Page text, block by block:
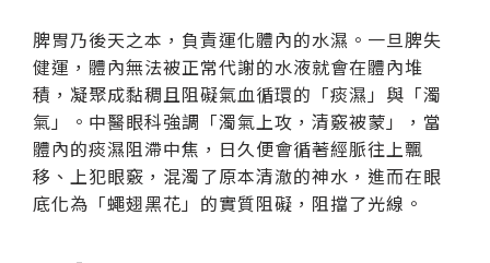
脾胃乃後天之本，負責運化體內的水濕。一旦脾失
健運，體內無法被正常代謝的水液就會在體內堆
積，凝聚成黏稠且阻礙氣血循環的「痰濕」與「濁
氣」。中醫眼科強調「濁氣上攻，清竅被蒙」，當
體內的痰濕阻滯中焦，日久便會循著經脈往上飄
移、上犯眼竅，混濁了原本清澈的神水，進而在眼
底化為「蠅翅黑花」的實質阻礙，阻擋了光線。